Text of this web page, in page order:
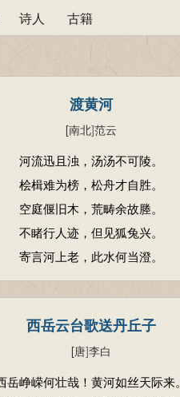
诗人 古籍
渡黄河
[南北]范云
河流迅且浊，汤汤不可陵。
桧楫难为榜，松舟才自胜。
空庭偃旧木，荒畴余故塍。
不睹行人迹，但见狐兔兴。
寄言河上老，此水何当澄。
西岳云台歌送丹丘子
[唐]李白
岳峥嵘何壮哉！黄河如丝天际来。